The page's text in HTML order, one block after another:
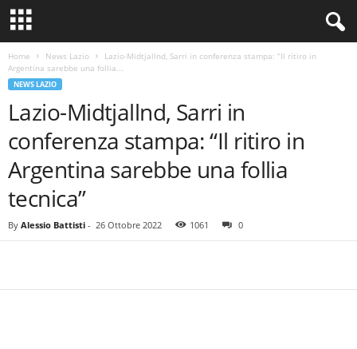
Home News Lazio
Lazio-Midtjallnd, Sarri in conferenza stampa: “Il ritiro in
Argentina sarebbe una follia...
NEWS LAZIO
Lazio-Midtjallnd, Sarri in
conferenza stampa: “Il ritiro in
Argentina sarebbe una follia
tecnica”
By Alessio Battisti - 26 Ottobre 2022 1061 0